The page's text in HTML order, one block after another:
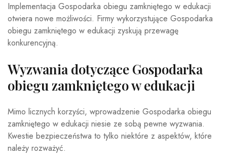
Implementacja Gospodarka obiegu zamkniętego w edukacji
otwiera nowe możliwości. Firmy wykorzystujące Gospodarka
obiegu zamkniętego w edukacji zyskują przewagę
konkurencyjną.
Wyzwania dotyczące Gospodarka
obiegu zamkniętego w edukacji
Mimo licznych korzyści, wprowadzenie Gospodarka obiegu
zamkniętego w edukacji niesie ze sobą pewne wyzwania.
Kwestie bezpieczeństwa to tylko niektóre z aspektów, które
należy rozważyć.